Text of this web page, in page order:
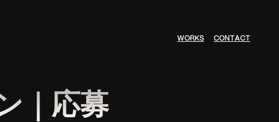
WORKS CONTACT
｜応募